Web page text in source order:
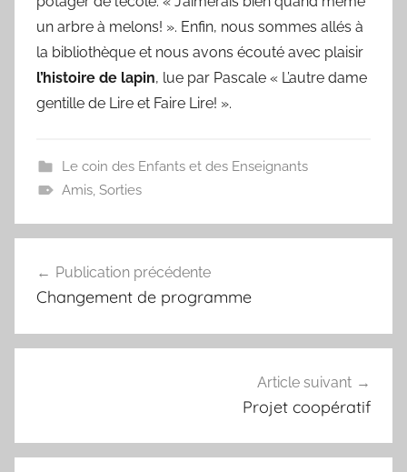
un arbre à melons! ». Enfin, nous sommes allés à
la bibliothèque et nous avons écouté avec plaisir
l’histoire de lapin, lue par Pascale « L’autre dame
gentille de Lire et Faire Lire! ».
Le coin des Enfants et des Enseignants
Amis, Sorties
de
Publication précédente
Changement de programme
Article suivant
Projet coopératif